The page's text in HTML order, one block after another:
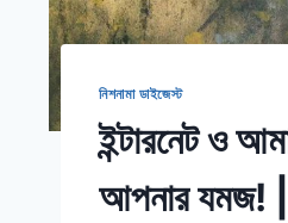
নিশনামা ডাইজেস্ট
ইন্টারনেট ও
আপনার যমজ! |